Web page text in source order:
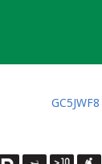
GC5JWF8